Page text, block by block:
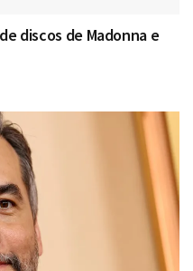
discos de Madonna e